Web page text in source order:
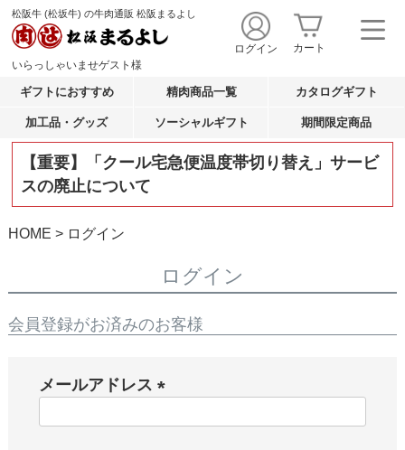
松阪牛 (松坂牛) の牛肉通販 松阪まるよし
いらっしゃいませゲスト様
ログイン カート
ギフトにおすすめ 精肉商品一覧 カタログギフト
加工品・グッズ ソーシャルギフト 期間限定商品
【重要】「クール宅急便温度帯切り替え」サービ
スの廃止について
HOME ログイン
ログイン
会員登録がお済みのお客様
メールアドレス